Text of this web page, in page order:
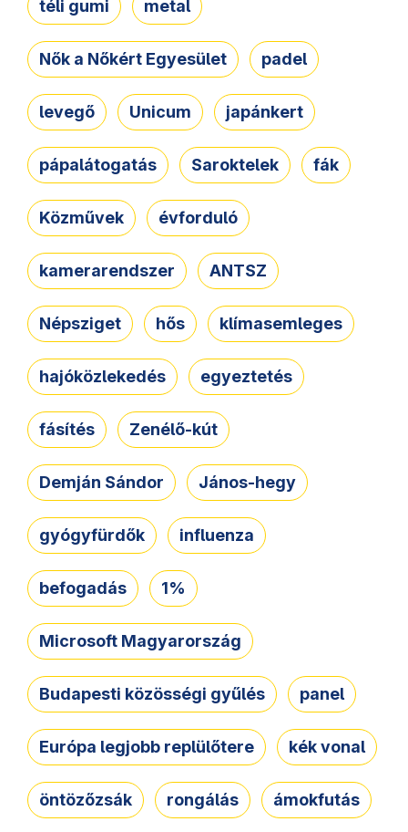
téli gumi metal
Nők a Nőkért Egyesület padel
levegő Unicum japánkert
pápalátogatás Saroktelek fák
Közművek évforduló
kamerarendszer ANTSZ
Népsziget hős klímasemleges
hajóközlekedés egyeztetés
fásítés Zenélő-kút
Demján Sándor János-hegy
gyógyfürdők influenza
befogadás 1%
Microsoft Magyarország
Budapesti közösségi gyűlés panel
Európa legjobb replülőtere kék vonal
öntözőzsák rongálás ámokfutás